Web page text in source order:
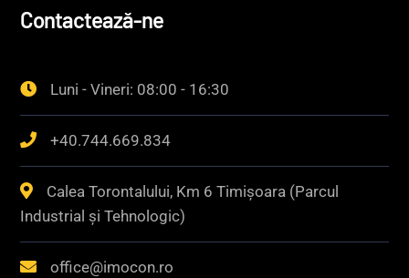
Contactează-ne
Luni - Vineri: 08:00 - 16:30
+40.744.669.834
Calea Torontalului, Km 6 Timișoara (Parcul
Industrial și Tehnologic)
office@imocon.ro